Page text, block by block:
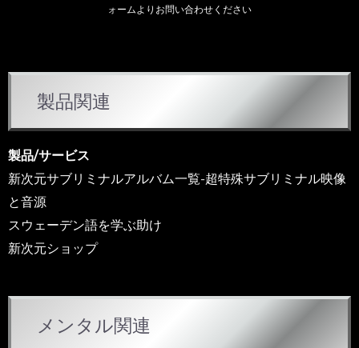
ォームよりお問い合わせください
製品関連
製品/サービス
新次元サブリミナルアルバム一覧-超特殊サブリミナル映像
と音源
スウェーデン語を学ぶ助け
新次元ショップ
メンタル関連
ゴ
リ
ー